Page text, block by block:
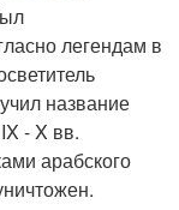
легендам в
название
- X вв.
арабского